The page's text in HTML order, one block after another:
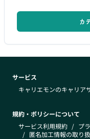
カ
サービス
キャリエモンのキャリア
規約・ポリシーについて
サービス利用規約 / プ
/ 匿名加工情報の取り